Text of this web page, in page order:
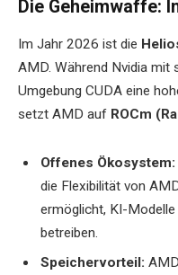
Die Geheimwaffe:
Im Jahr 2026 ist die
AMD. Während Nvidia
Umgebung CUDA eine
setzt AMD auf ROCm
Offenes Ökosystem:
die Flexibilität von
ermöglicht, KI-Modelle
betreiben.
Speichervorteil: